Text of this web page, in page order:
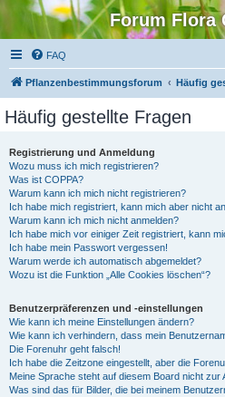
Forum Flora
FAQ
Pflanzenbestimmungsforum Häufig
Häufig gestellte Fragen
Registrierung und Anmeldung
Wozu muss ich mich registrieren?
Was ist COPPA?
Warum kann ich mich nicht registrieren?
Ich habe mich registriert, kann mich aber nicht
Warum kann ich mich nicht anmelden?
Ich habe mich vor einiger Zeit registriert, kann
Ich habe mein Passwort vergessen!
Warum werde ich automatisch abgemeldet?
Wozu ist die Funktion „Alle Cookies löschen“?
Benutzerpräferenzen und -einstellungen
Wie kann ich meine Einstellungen ändern?
Wie kann ich verhindern, dass mein
Die Forenuhr geht falsch!
Ich habe die Zeitzone eingestellt, aber die
Meine Sprache steht auf diesem Board nicht zur
Was sind das für Bilder, die bei meinem